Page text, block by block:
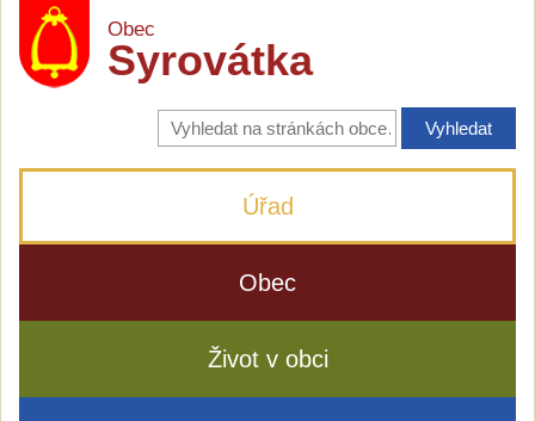
Obec
Syrovátka
Vyhledávání
na
stránkách
Úřad
Obec
Život v obci